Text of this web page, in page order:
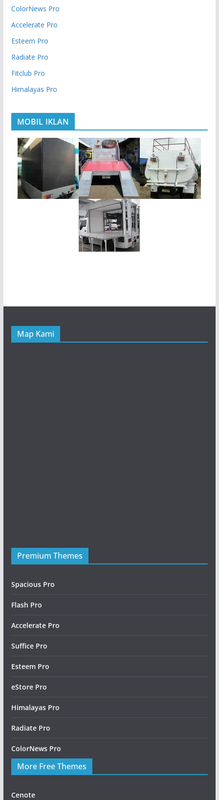
ColorNews Pro
Accelerate Pro
Esteem Pro
Radiate Pro
Fitclub Pro
Himalayas Pro
MOBIL IKLAN
Map Kami
Premium Themes
Spacious Pro
Flash Pro
Accelerate Pro
Suffice Pro
Esteem Pro
eStore Pro
Himalayas Pro
Radiate Pro
ColorNews Pro
More Free Themes
Cenote